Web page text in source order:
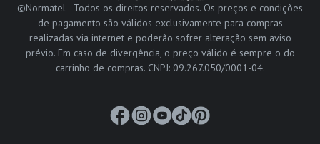
©Normatel - Todos os direitos reservados. Os preços e condições
de pagamento são válidos exclusivamente para compras
realizadas via internet e poderão sofrer alteração sem aviso
prévio. Em caso de divergência, o preço válido é sempre o do
carrinho de compras. CNPJ: 09.267.050/0001-04.